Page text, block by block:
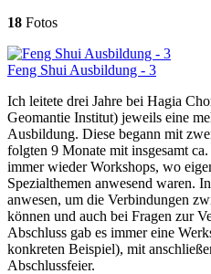
18 Fotos
Feng Shui Ausbildung - 3
Ich leitete drei Jahre bei Hagia
Geomantie Institut) jeweils eine
Ausbildung. Diese begann mit
folgten 9 Monate mit insgesamt
immer wieder Workshops, wo
Spezialthemen anwesend waren.
anwesen, um die Verbindungen
können und auch bei Fragen zur
Abschluss gab es immer eine
konkreten Beispiel), mit
Abschlussfeier.